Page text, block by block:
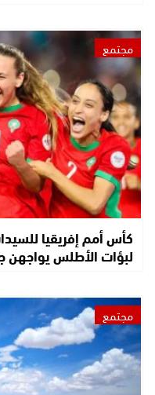
مجتمع
لبؤات الأطلس يواجهن
مجتمع